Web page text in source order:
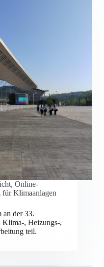
, Online-
für Klimaanlagen
an der 33.
Klima-, Heizungs-,
teil.